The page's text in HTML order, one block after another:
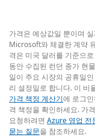
가격은 예상값일 뿐이며
Microsoft와 체결한 계약
격은 미국 달러를 기준으
동안 수집된 런던 종가 현
일이 주요 시장의 공휴일
리 설정일로 합니다. 이 비
가격 책정 계산기에 로그
격 책정을 확인하세요. 가
요청하려면 Azure 영업 전
묻는 질문을 참조하세요.